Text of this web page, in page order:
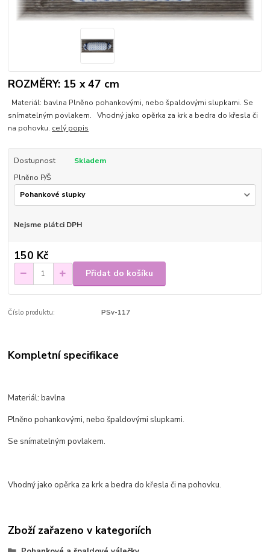
ROZMĚRY: 15 x 47 cm
Materiál: bavlna Plněno pohankovými, nebo špaldovými slupkami. Se
snímatelným povlakem. Vhodný jako opěrka za krk a bedra do křesla či
na pohovku. celý popis
Dostupnost
Skladem
Plněno P/Š
Nejsme plátci DPH
150 Kč
Přidat do košíku
Číslo produktu: PSv-117
Kompletní specifikace
Materiál: bavlna
Plněno pohankovými, nebo špaldovými slupkami.
Se snímatelným povlakem.
Vhodný jako opěrka za krk a bedra do křesla či na pohovku.
Zboží zařazeno v kategoriích